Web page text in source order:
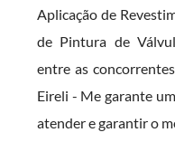
Aplicação de
de Pintura de
entre as
Eireli - Me garante
atender e garantir o